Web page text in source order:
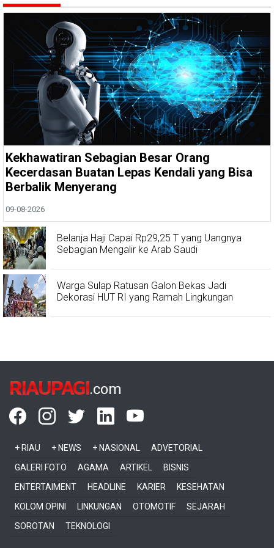
Kekhawatiran Sebagian Besar Orang
Kecerdasan Buatan Lepas Kendali yang Bisa
Berbalik Menyerang
09-08-2026
Belanja Haji Capai Rp29,25 T yang Uangnya
Sebagian Mengalir ke Arab Saudi
Warga Sulap Ratusan Galon Bekas Jadi
Dekorasi HUT RI yang Ramah Lingkungan
RIAUPAGI.com
+ RIAU + NEWS + NASIONAL
ADVETORIAL
GALERI FOTO
AGAMA ARTIKEL
BISNIS
ENTERTAIMENT
HEADLINE KARIER
KESEHATAN
KOLOM OPINI
LINKUNGAN OTOMOTIF
SEJARAH
SOROTAN
TEKNOLOGI